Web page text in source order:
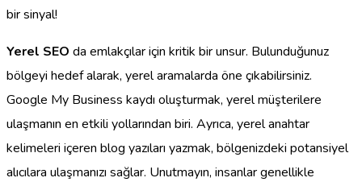
bir sinyal!
Yerel SEO da emlakçılar için kritik bir unsur. Bulunduğunuz
bölgeyi hedef alarak, yerel aramalarda öne çıkabilirsiniz.
Google My Business kaydı oluşturmak, yerel müşterilere
ulaşmanın en etkili yollarından biri. Ayrıca, yerel anahtar
kelimeleri içeren blog yazıları yazmak, bölgenizdeki potansiyel
alıcılara ulaşmanızı sağlar. Unutmayın, insanlar genellikle